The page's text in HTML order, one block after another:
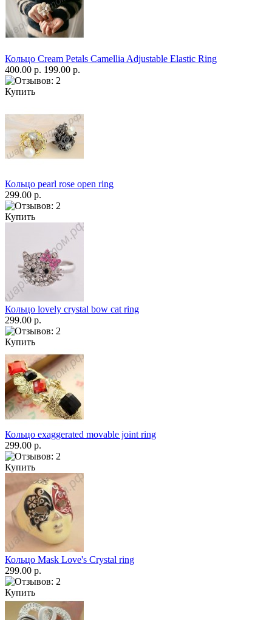
Кольцо Cream Petals Camellia Adjustable Elastic Ring
400.00 р. 199.00 р.
Купить
Кольцо pearl rose open ring
299.00 р.
Купить
Кольцо lovely crystal bow cat ring
299.00 р.
Купить
Кольцо exaggerated movable joint ring
299.00 р.
Купить
Кольцо Mask Love's Crystal ring
299.00 р.
Купить